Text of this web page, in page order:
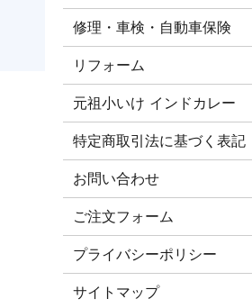
修理・車検・自動車保険
リフォーム
元祖小いけ インドカレー
特定商取引法に基づく表記
お問い合わせ
ご注文​フォーム
プライバシーポリシー
サイトマップ